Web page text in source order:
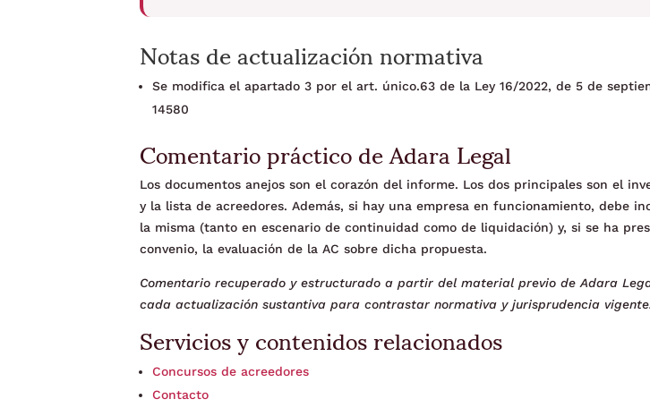
Notas de actualización normativa
Se modifica el apartado 3 por el art. único.63 de la Ley 16/2022, de 5 de
14580
Comentario práctico de Adara Legal
Los documentos anejos son el corazón del informe. Los dos principales son el
y la lista de acreedores. Además, si hay una empresa en funcionamiento, debe
la misma (tanto en escenario de continuidad como de liquidación) y, si se ha
convenio, la evaluación de la AC sobre dicha propuesta.
Comentario recuperado y estructurado a partir del material previo de Adara
cada actualización sustantiva para contrastar normativa y jurisprudencia
Servicios y contenidos relacionados
Concursos de acreedores
Contacto